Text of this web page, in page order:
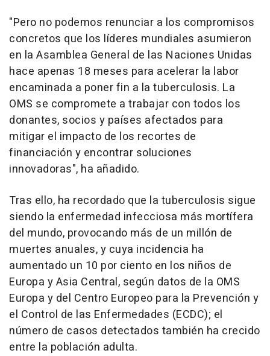
"Pero no podemos renunciar a los compromisos
concretos que los líderes mundiales asumieron
en la Asamblea General de las Naciones Unidas
hace apenas 18 meses para acelerar la labor
encaminada a poner fin a la tuberculosis. La
OMS se compromete a trabajar con todos los
donantes, socios y países afectados para
mitigar el impacto de los recortes de
financiación y encontrar soluciones
innovadoras", ha añadido.
Tras ello, ha recordado que la tuberculosis sigue
siendo la enfermedad infecciosa más mortífera
del mundo, provocando más de un millón de
muertes anuales, y cuya incidencia ha
aumentado un 10 por ciento en los niños de
Europa y Asia Central, según datos de la OMS
Europa y del Centro Europeo para la Prevención y
el Control de las Enfermedades (ECDC); el
número de casos detectados también ha crecido
entre la población adulta.